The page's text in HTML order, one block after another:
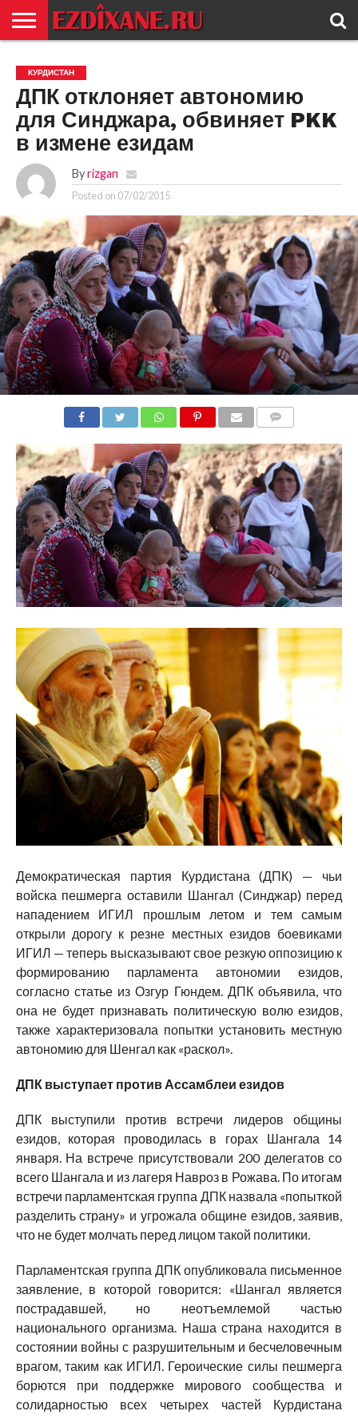
ЕЗИДИЗМ
НОВОСТИ
ИСТОРИЯ
КУЛЬТУРА
КОНТАКТ
КУРДИСТАН
ДПК отклоняет автономию
для Синджара, обвиняет PKK
в измене езидам
By rizgan
Posted on 07/02/2015
Демократическая партия Курдистана (ДПК) — чьи
войска пешмерга оставили Шангал (Синджар) перед
нападением ИГИЛ прошлым летом и тем самым
открыли дорогу к резне местных езидов боевиками
ИГИЛ — теперь высказывают свое резкую оппозицию к
формированию парламента автономии езидов,
согласно статье из Озгур Гюндем. ДПК объявила, что
она не будет признавать политическую волю езидов,
также характеризовала попытки установить местную
автономию для Шенгал как «раскол».
ДПК выступает против Ассамблеи езидов
ДПК выступили против встречи лидеров общины
езидов, которая проводилась в горах Шангала 14
января. На встрече присутствовали 200 делегатов со
всего Шангала и из лагеря Навроз в Рожава. По итогам
встречи парламентская группа ДПК назвала «попыткой
разделить страну» и угрожала общине езидов, заявив,
что не будет молчать перед лицом такой политики.
Парламентская группа ДПК опубликовала письменное
заявление, в которой говорится: «Шангал является
пострадавшей, но неотъемлемой частью
национального организма. Наша страна находится в
состоянии войны с разрушительным и бесчеловечным
врагом, таким как ИГИЛ. Героические силы пешмерга
борются при поддержке мирового сообщества и
солидарностью всех четырех частей Курдистана